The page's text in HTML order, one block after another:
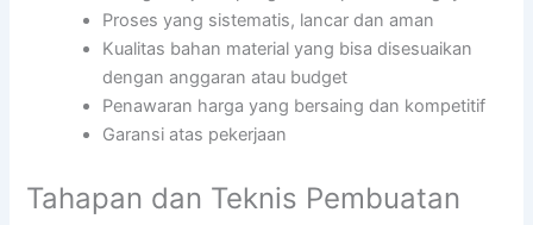
Proses yang sistematis, lancar dan aman
Kualitas bahan material yang bisa disesuaikan
dengan anggaran atau budget
Penawaran harga yang bersaing dan kompetitif
Garansi atas pekerjaan
Tahapan dan Teknis Pembuatan